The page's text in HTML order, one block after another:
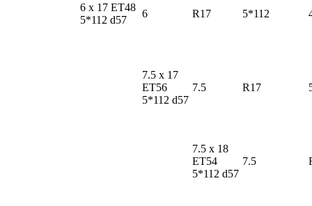
6 x 17 ET48
5*112 d57
6 R17 5*112
7.5 x 17
ET56
5*112 d57
7.5 R17
7.5 x 18
ET54
5*112 d57
7.5